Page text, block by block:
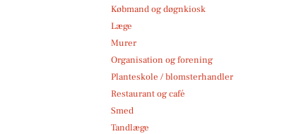
Købmand og døgnkiosk
Læge
Murer
Organisation og forening
Planteskole / blomsterhandler
Restaurant og café
Smed
Tandlæge